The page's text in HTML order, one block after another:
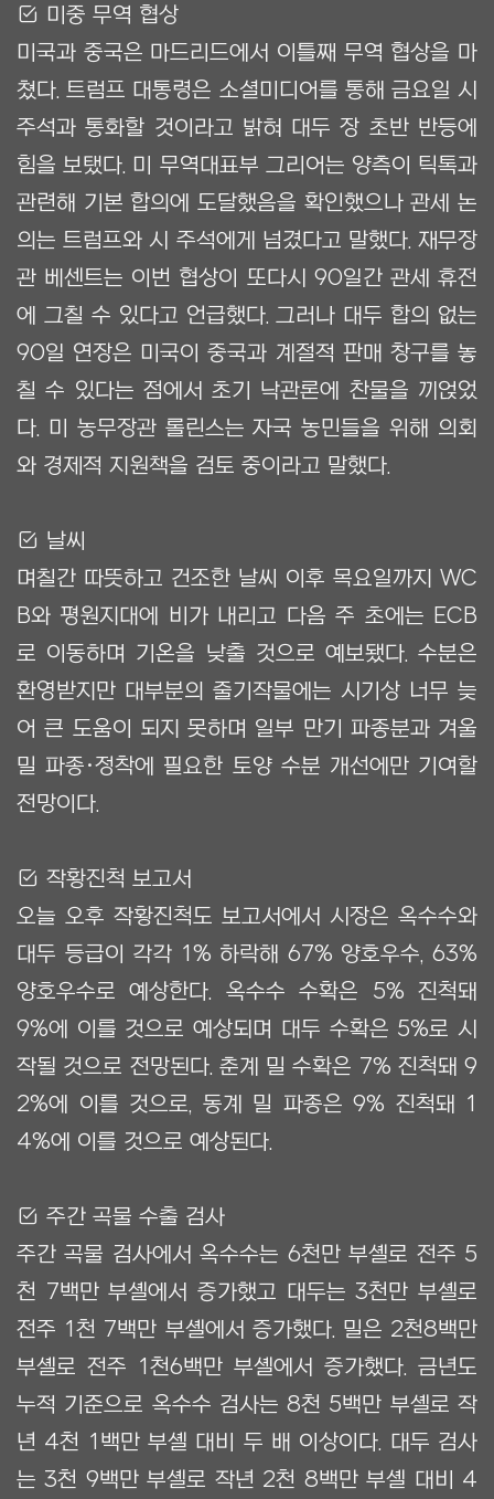
Ẋ 미중 무역 협상
미국과 중국은 마드리드에서 이틀째 무역 협상을 마
쳤다. 트럼프 대통령은 소셜미디어를 통해 금요일 시
주석과 통화할 것이라고 밝혀 대두 장 초반 반등에
힘을 보탰다. 미 무역대표부 그리어는 양측이 틱톡과
관련해 기본 합의에 도달했음을 확인했으나 관세 논
의는 트럼프와 시 주석에게 넘겼다고 말했다. 재무장
관 베센트는 이번 협상이 또다시 90일간 관세 휴전
에 그칠 수 있다고 언급했다. 그러나 대두 합의 없는
90일 연장은 미국이 중국과 계절적 판매 창구를 놓
칠 수 있다는 점에서 초기 낙관론에 찬물을 끼얹었
다. 미 농무장관 롤린스는 자국 농민들을 위해 의회
와 경제적 지원책을 검토 중이라고 말했다.
Ẋ 날씨
며칠간 따뜻하고 건조한 날씨 이후 목요일까지 WC
B와 평원지대에 비가 내리고 다음 주 초에는 ECB
로 이동하며 기온을 낮출 것으로 예보됐다. 수분은
환영받지만 대부분의 줄기작물에는 시기상 너무 늦
어 큰 도움이 되지 못하며 일부 만기 파종분과 겨울
밀 파종·정착에 필요한 토양 수분 개선에만 기여할
전망이다.
Ẋ 작황진척 보고서
오늘 오후 작황진척도 보고서에서 시장은 옥수수와
대두 등급이 각각 1% 하락해 67% 양호우수, 63%
양호우수로 예상한다. 옥수수 수확은 5% 진척돼
9%에 이를 것으로 예상되며 대두 수확은 5%로 시
작될 것으로 전망된다. 춘계 밀 수확은 7% 진척돼 9
2%에 이를 것으로, 동계 밀 파종은 9% 진척돼 1
4%에 이를 것으로 예상된다.
Ẋ 주간 곡물 수출 검사
주간 곡물 검사에서 옥수수는 6천만 부셸로 전주 5
천 7백만 부셸에서 증가했고 대두는 3천만 부셸로
전주 1천 7백만 부셸에서 증가했다. 밀은 2천8백만
부셸로 전주 1천6백만 부셸에서 증가했다. 금년도
누적 기준으로 옥수수 검사는 8천 5백만 부셸로 작
년 4천 1백만 부셸 대비 두 배 이상이다. 대두 검사
는 3천 9백만 부셸로 작년 2천 8백만 부셸 대비 4